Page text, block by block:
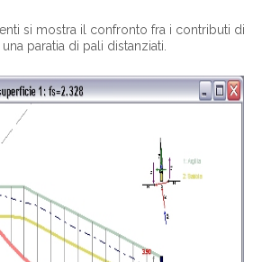
si mostra il confronto fra i contributi di
paratia di pali distanziati.